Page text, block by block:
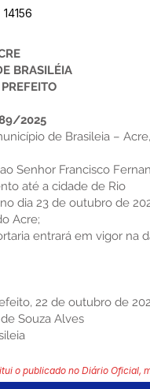
14156
BRASILÉIA
2025
de Brasileia –
Senhor Francisco
até a cidade de Rio
dia 23 de outubro de
Acre;
entrará em vigor na
22 de outubro de
Souza Alves
o publicado no Diário Oficial,